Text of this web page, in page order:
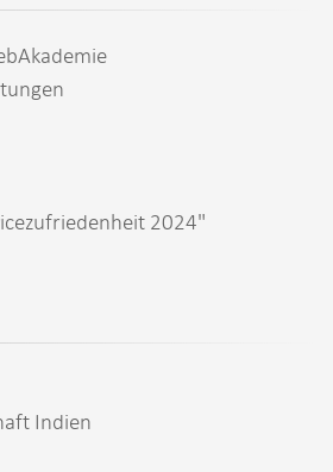
2024"
Indien